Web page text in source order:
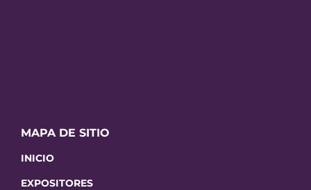
MAPA DE SITIO
INICIO
EXPOSITORES